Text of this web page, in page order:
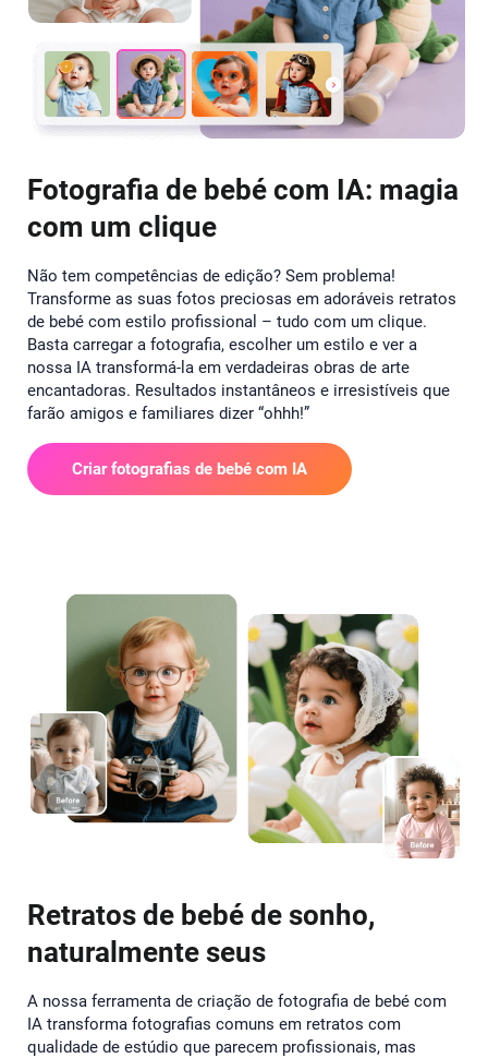
Fotografia de bebé com IA: magia
com um clique
Não tem competências de edição? Sem problema!
Transforme as suas fotos preciosas em adoráveis retratos
de bebé com estilo profissional – tudo com um clique.
Basta carregar a fotografia, escolher um estilo e ver a
nossa IA transformá-la em verdadeiras obras de arte
encantadoras. Resultados instantâneos e irresistíveis que
farão amigos e familiares dizer “ohhh!”
Criar fotografias de bebé com IA
Retratos de bebé de sonho,
naturalmente seus
A nossa ferramenta de criação de fotografia de bebé com
IA transforma fotografias comuns em retratos com
qualidade de estúdio que parecem profissionais, mas